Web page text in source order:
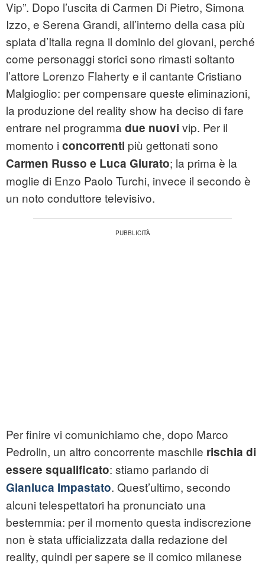
Vip”. Dopo l’uscita di Carmen Di Pietro, Simona
Izzo, e Serena Grandi, all’interno della casa più
spiata d’Italia regna il dominio dei giovani, perché
come personaggi storici sono rimasti soltanto
l’attore Lorenzo Flaherty e il cantante Cristiano
Malgioglio: per compensare queste eliminazioni,
la produzione del reality show ha deciso di fare
entrare nel programma due nuovi vip. Per il
momento i concorrenti più gettonati sono
Carmen Russo e Luca Giurato; la prima è la
moglie di Enzo Paolo Turchi, invece il secondo è
un noto conduttore televisivo.
Per finire vi comunichiamo che, dopo Marco
Pedrolin, un altro concorrente maschile rischia di
essere squalificato: stiamo parlando di
Gianluca Impastato. Quest’ultimo, secondo
alcuni telespettatori ha pronunciato una
bestemmia: per il momento questa indiscrezione
non è stata ufficializzata dalla redazione del
reality, quindi per sapere se il comico milanese